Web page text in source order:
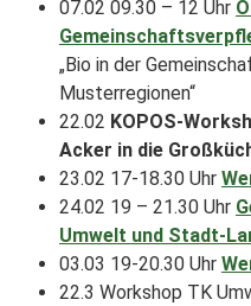
07.02 09.30 – 12 Uhr
„Bio in der
Musterregionen“
22.02 KOPOS-
Acker in die
23.02 17-18.30 Uhr
24.02 19 – 21.30 Uhr
Umwelt und Stadt-
03.03 19-20.30 Uhr
22.3 Workshop TK